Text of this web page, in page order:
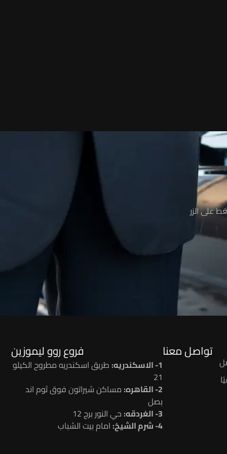
على الزر
تواصل معنا فروع روو ليموزين
1- الاسكندريه:
طريق اسكندريه مطروح الكيلو
21
2- القاهره:
مساكن شيراتون فوق ثوم اند
بصل
3- الغردقه:
حي النور برج 12
4- شرم الشيخ:
امام بيت الشباب